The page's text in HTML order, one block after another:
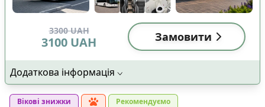
3300 UAH
3100 UAH Замовити
Додаткова інформація
Вікові знижки
Рекомендуємо